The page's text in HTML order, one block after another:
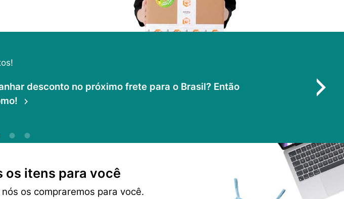
desconto no próximo frete para o Brasil? Então
os itens para você
os compraremos para você.